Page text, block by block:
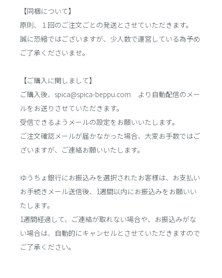
【同梱について】
原則、１回のご注文ごとの発送とさせていただきます。
誠に恐縮ではございますが、少人数で運営している為予め
ご了承くださいませ。
【ご購入に関しまして】
ご購入後、spica@spica-beppu.com より自動配信のメー
ルをお送りさせていただきます。
受信できるようメールの設定をお願いいたします。
ご注文確認メールが届かなかった場合、大変お手数ではご
ざいますが、ご連絡お願いいたします。
ゆうちょ銀行にお振込みを選択されたお客様は、お支払い
お手続きメール送信後、1週間以内にお振込みをお願いい
たします。
1週間経過して、ご連絡が取れない場合や、お振込みがな
い場合は、自動的にキャンセルとさせていただきますので
ご了承ください。